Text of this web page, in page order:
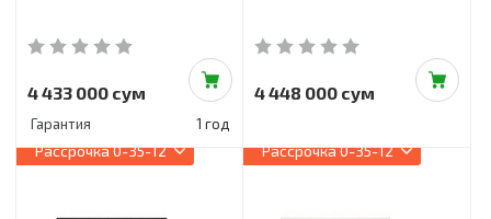
4 433 000 сум
Гарантия 1 год
4 448 000 сум
Рассрочка0-35-12 Рассрочка0-35-12